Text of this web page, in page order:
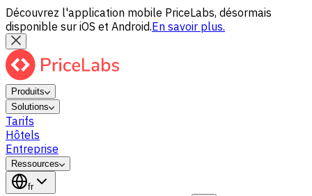
Découvrez l'application mobile PriceLabs, désormais
disponible sur iOS et Android.En savoir plus.
Produits
Solutions
Tarifs
Hôtels
Entreprise
Ressources
fr